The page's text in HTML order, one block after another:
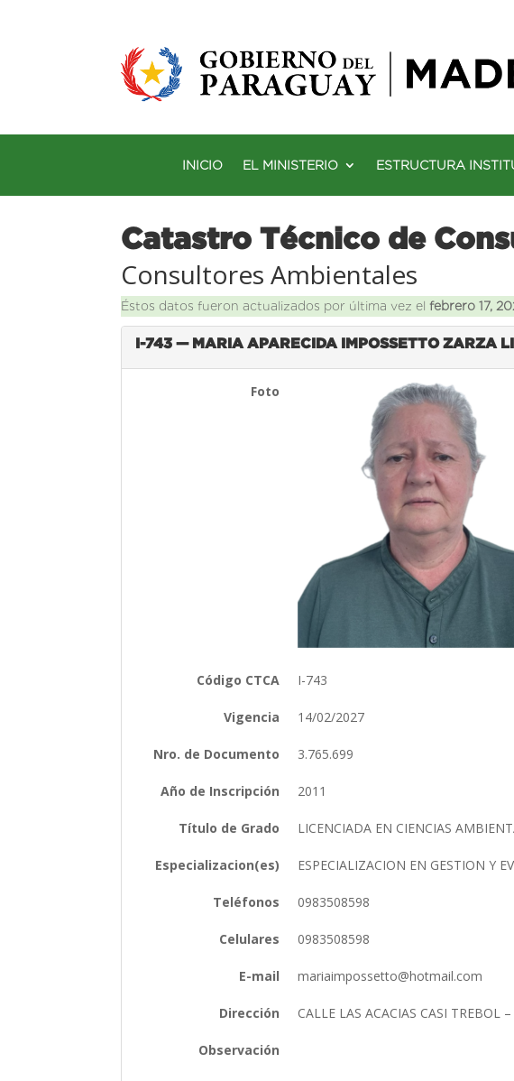
INICIO EL MINISTERIO ESTRUCTURA
Catastro Técnico de
Consultores Ambientales
Éstos datos fueron actualizados por última vez elfebrero 17,
I-743 — MARIA APARECIDA IMPOSSETTO ZARZA
Foto
Código CTCA I-743
Vigencia 14/02/2027
Nro. de Documento 3.765.699
Año de Inscripción 2011
Título de Grado LICENCIADA EN CIENCIAS
Especializacion(es) ESPECIALIZACION EN GESTION Y
Teléfonos 0983508598
Celulares 0983508598
E-mail mariaimpossetto@hotmail.com
Dirección CALLE LAS ACACIAS CASI TREBOL
Observación